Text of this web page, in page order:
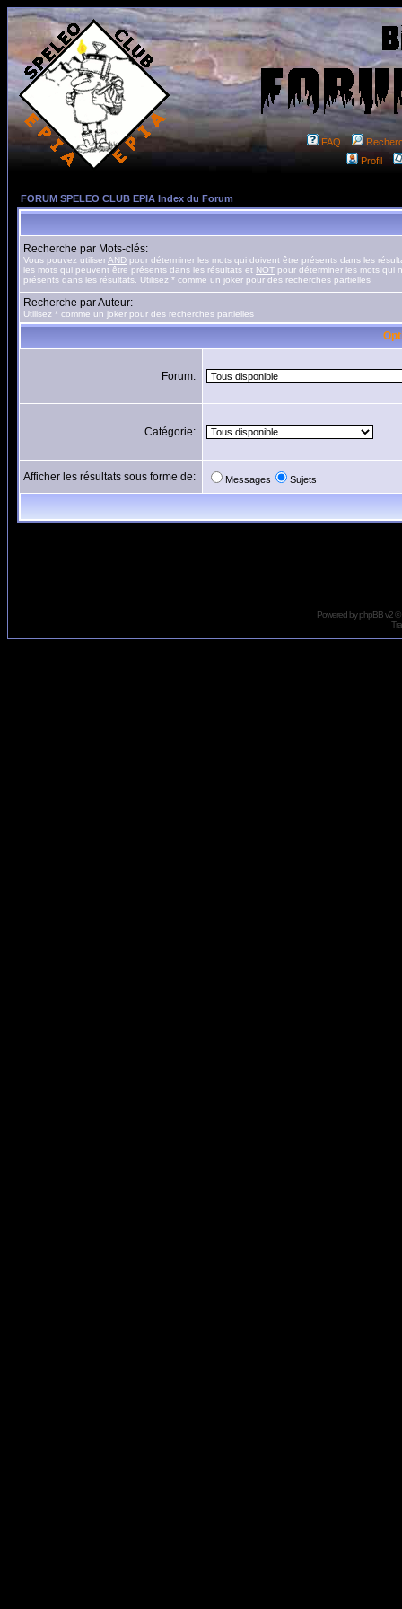
FAQ
Profil
FORUM SPELEO CLUB EPIA Index du Forum
Recherche par Mots-clés:
Vous pouvez utiliserAND pour déterminer les mots qui doivent être présents dans les
les mots qui peuvent être présents dans les résultats et NOT pour déterminer les mots qui
présents dans les résultats. Utilisez * comme un joker pour des recherches partielles
Recherche par Auteur:
Utilisez * comme un joker pour des recherches partielles
Forum:
Catégorie:
Afficher les résultats sous forme de: Messages Sujets
Powered byphpBBv2 ©